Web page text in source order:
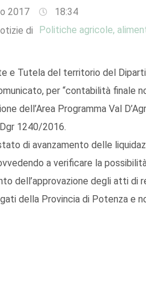
2017
18:34
di
Politiche agricole,
e Tutela del territorio del
per “contabilità finale
dell’Area Programma Val
1240/2016.
di avanzamento delle
a verificare la
dell’approvazione degli atti di
della Provincia di Potenza e